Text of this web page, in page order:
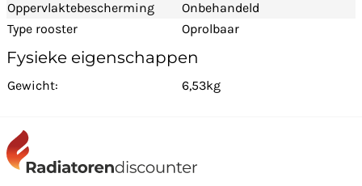
Oppervlaktebescherming
Onbehandeld
Type rooster
Oprolbaar
Fysieke eigenschappen
Gewicht: 6,53kg